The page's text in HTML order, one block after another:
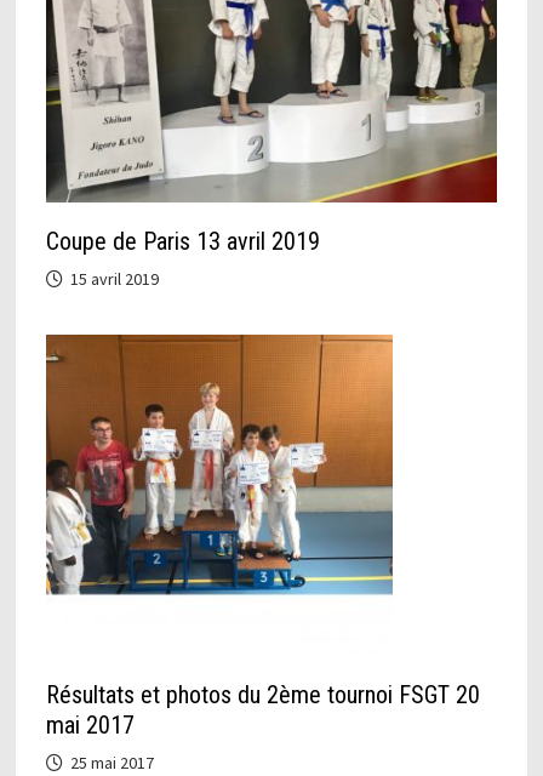
Coupe de Paris 13 avril 2019
15 avril 2019
Résultats et photos du 2ème tournoi FSGT 20
mai 2017
25 mai 2017